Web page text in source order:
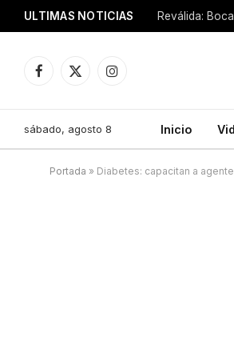
ULTIMAS NOTICIAS Reválida:
Facebook
X
Instagram
sábado, agosto 8 Inicio
Portada » Diabetes: capacitan a